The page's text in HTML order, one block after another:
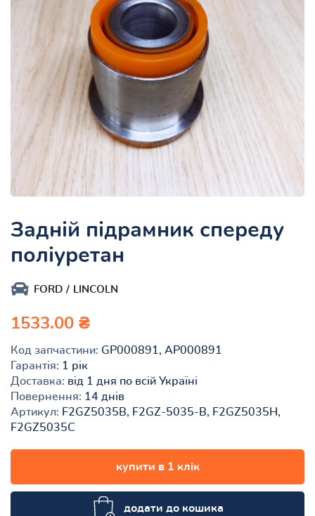
Задній підрамник спереду
поліуретан
FORD LINCOLN
1533.00 ₴
Код запчастини: GP000891, AP000891
Гарантія: 1 рік
Доставка: від 1 дня по всій Україні
Повернення: 14 днів
Артикул: F2GZ5035B, F2GZ-5035-B, F2GZ5035H,
F2GZ5035C
купити в 1 клік
додати до кошика